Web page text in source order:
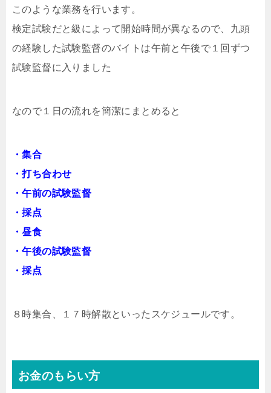
このような業務を行います。
検定試験だと級によって開始時間が異なるので、九頭
の経験した試験監督のバイトは午前と午後で１回ずつ
試験監督に入りました
なので１日の流れを簡潔にまとめると
・集合
・打ち合わせ
・午前の試験監督
・採点
・昼食
・午後の試験監督
・採点
８時集合、１７時解散といったスケジュールです。
お金のもらい方